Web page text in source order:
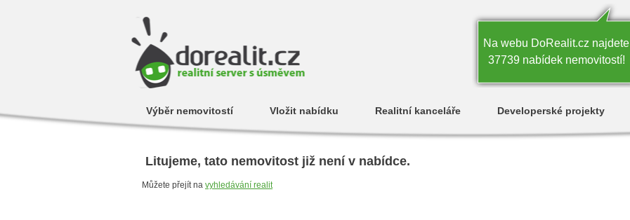
Na webu DoRealit.cz najdete
37739 nabídek nemovitostí!
Výběr nemovitostí Vložit nabídku Realitní kanceláře Developerské projekty
Litujeme, tato nemovitost již není v nabídce.
Můžete přejít na vyhledávání realit